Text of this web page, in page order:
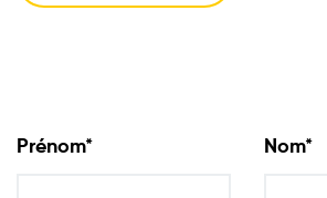
Prénom* Nom*